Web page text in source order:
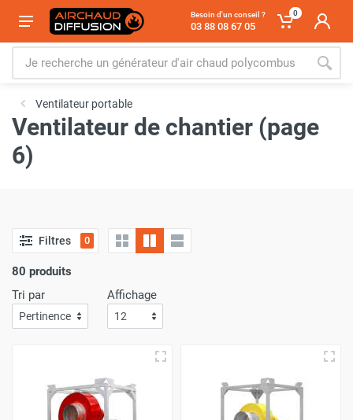
Besoin d'un conseil ?
03 88 08 67 05
0
Ventilateur portable
Ventilateur de chantier (page
6)
Filtres 0
80 produits
Tri par
Affichage